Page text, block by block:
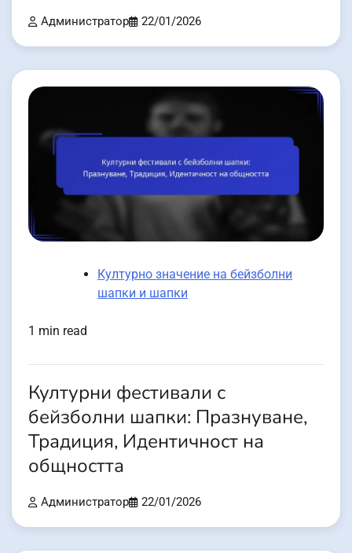
Администратор 22/01/2026
Културно значение на бейзболни
шапки и шапки
1 min read
Културни фестивали с
бейзболни шапки: Празнуване,
Традиция, Идентичност на
общността
Администратор 22/01/2026